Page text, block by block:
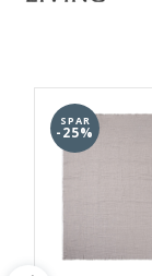
SPAR
-25%